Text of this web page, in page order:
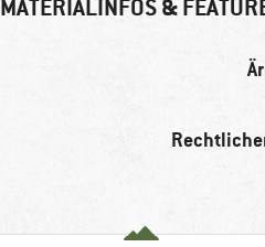
MATERIALINFOS &